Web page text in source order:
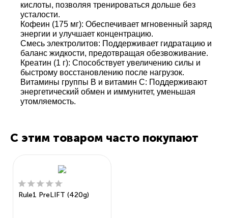
кислоты, позволяя тренироваться дольше без
усталости.
Кофеин (175 мг): Обеспечивает мгновенный заряд
энергии и улучшает концентрацию.
Смесь электролитов: Поддерживает гидратацию и
баланс жидкости, предотвращая обезвоживание.
Креатин (1 г): Способствует увеличению силы и
быстрому восстановлению после нагрузок.
Витамины группы B и витамин C: Поддерживают
энергетический обмен и иммунитет, уменьшая
утомляемость.
С этим товаром часто покупают
Rule1 PreLIFT (420g)